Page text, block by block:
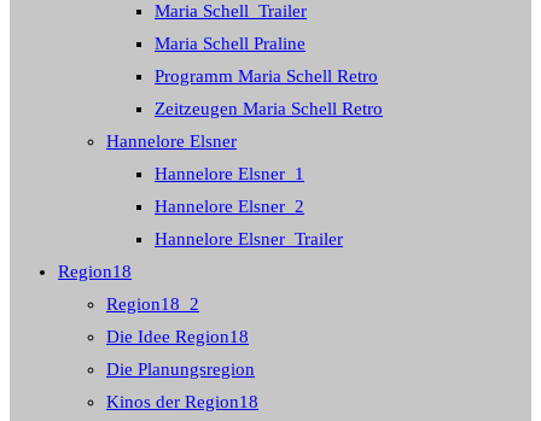
Maria Schell_Trailer
Maria Schell Praline
Programm Maria Schell Retro
Zeitzeugen Maria Schell Retro
Hannelore Elsner
Hannelore Elsner_1
Hannelore Elsner_2
Hannelore Elsner_Trailer
Region18
Region18_2
Die Idee Region18
Die Planungsregion
Kinos der Region18